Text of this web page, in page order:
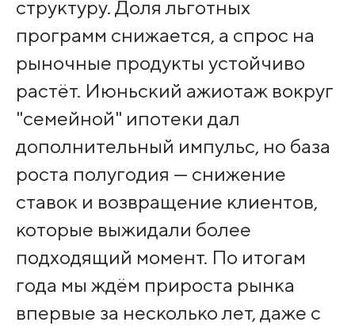
структуру. Доля льготных
программ снижается, а спрос на
рыночные продукты устойчиво
растёт. Июньский ажиотаж вокруг
"семейной" ипотеки дал
дополнительный импульс, но база
роста полугодия — снижение
ставок и возвращение клиентов,
которые выжидали более
подходящий момент. По итогам
года мы ждём прироста рынка
впервые за несколько лет, даже с